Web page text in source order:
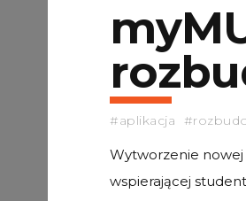
#aplikacja
Wytworzenie
wspierającej